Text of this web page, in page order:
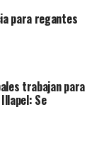
para regantes
trabajan para
Se